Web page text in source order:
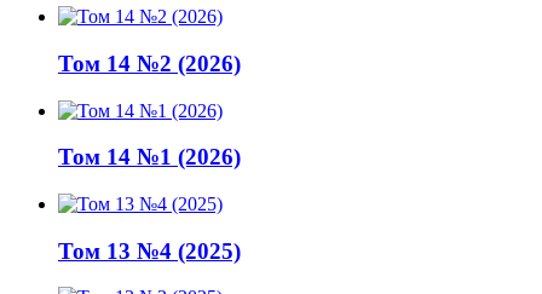
Том 14 №2 (2026)
Том 14 №1 (2026)
Том 13 №4 (2025)